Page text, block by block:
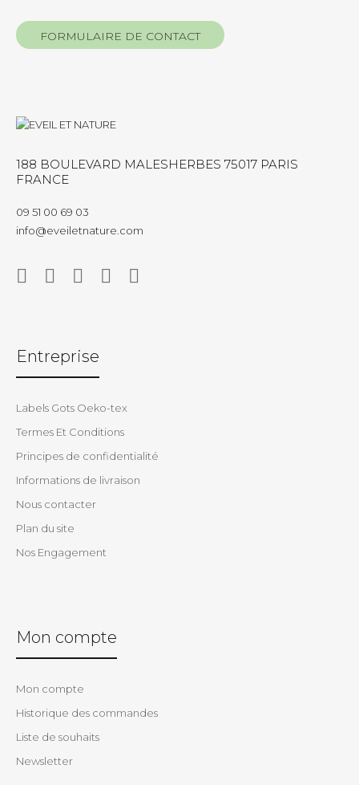
FORMULAIRE DE CONTACT
188 BOULEVARD MALESHERBES 75017 PARIS
FRANCE
09 51 00 69 03
info@eveiletnature.com
Entreprise
Labels Gots Oeko-tex
Termes Et Conditions
Principes de confidentialité
Informations de livraison
Nous contacter
Plan du site
Nos Engagement
Mon compte
Mon compte
Historique des commandes
Liste de souhaits
Newsletter